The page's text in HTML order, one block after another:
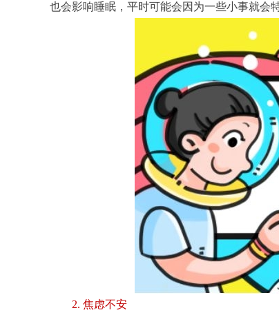
也会影响睡眠，平时可能会因为一些小事就会
2. 焦虑不安